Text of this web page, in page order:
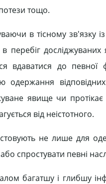
тощо.
в тісному зв'язку
в перебіг
вдаватися до
одержання
явище чи
від неістотного.
не лише для
спростувати певні
багатшу і глибшу